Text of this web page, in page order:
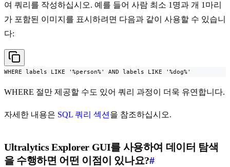
여 쿼리를 작성하십시오. 예를 들어 사람 최소 1명과 개 1마리
가 포함된 이미지를 표시하려면 다음과 같이 사용할 수 있습니
다:
WHERE labels LIKE '%person%' AND labels LIKE '%dog%'
WHERE 절만 제공할 수도 있어 쿼리 과정이 더욱 유연합니다.
자세한 내용은 SQL 쿼리 섹션 을 참조하십시오.
Ultralytics Explorer GUI를 사용하여 데이터 탐색
을 수행하면 어떤 이점이 있나요?#